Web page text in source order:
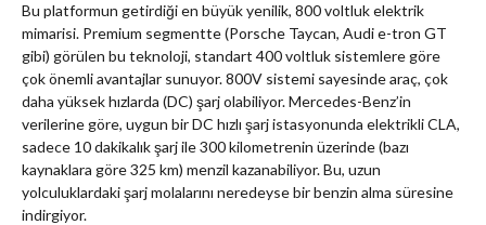
Bu platformun getirdiği en büyük yenilik, 800 voltluk elektrik
mimarisi. Premium segmentte (Porsche Taycan, Audi e-tron GT
gibi) görülen bu teknoloji, standart 400 voltluk sistemlere göre
çok önemli avantajlar sunuyor. 800V sistemi sayesinde araç, çok
daha yüksek hızlarda (DC) şarj olabiliyor. Mercedes-Benz’in
verilerine göre, uygun bir DC hızlı şarj istasyonunda elektrikli CLA,
sadece 10 dakikalık şarj ile 300 kilometrenin üzerinde (bazı
kaynaklara göre 325 km) menzil kazanabiliyor. Bu, uzun
yolculuklardaki şarj molalarını neredeyse bir benzin alma süresine
indirgiyor.